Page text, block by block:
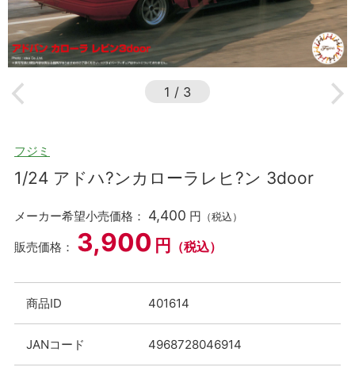
1 / 3
フジミ
1/24 アドハ?ンカローラレヒ?ン 3door
メーカー希望小売価格： 4,400 円 （税込）
販売価格： 3,900 円 （税込）
商品ID 401614
JANコード 4968728046914